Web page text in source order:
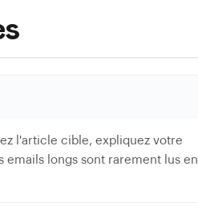
l'article cible, expliquez votre
emails longs sont rarement lus en